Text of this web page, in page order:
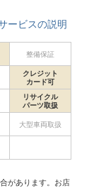
ービスの説明
整備保証
クレジット
カード可
リサイクル
パーツ取扱
大型車両取扱
があります。お店